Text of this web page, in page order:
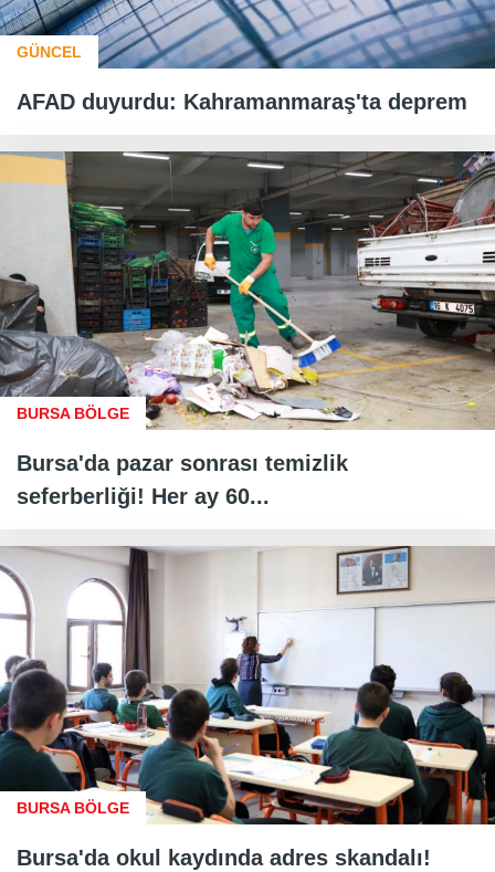
GÜNCEL
AFAD duyurdu: Kahramanmaraş'ta deprem
BURSA BÖLGE
Bursa'da pazar sonrası temizlik
seferberliği! Her ay 60...
BURSA BÖLGE
Bursa'da okul kaydında adres skandalı!